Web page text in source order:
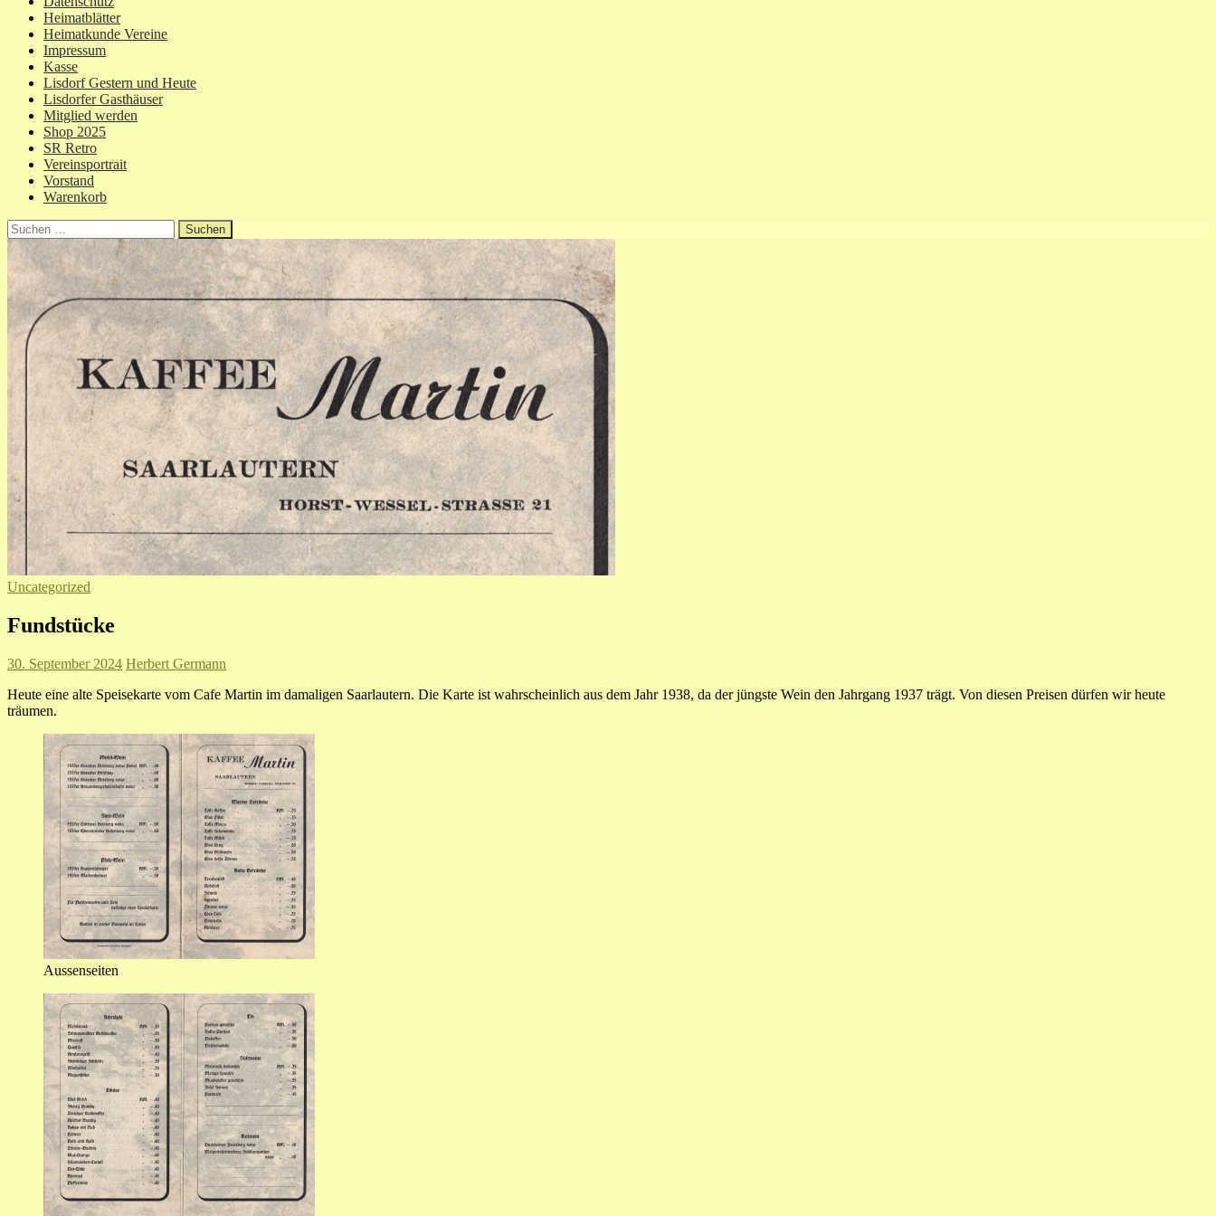
Heimatblätter
Heimatkunde Vereine
Impressum
Kasse
Lisdorf Gestern und Heute
Lisdorfer Gasthäuser
Mitglied werden
Shop 2025
SR Retro
Vereinsportrait
Vorstand
Warenkorb
Suchen
nach:
Uncategorized
Fundstücke
30. September 2024 Herbert Germann
Heute eine alte Speisekarte vom Cafe Martin im damaligen Saarlautern. Die Karte ist wahrscheinlich aus dem Jahr 1938, da der jüngste Wein den Jahrgang 1937 trägt. Von diesen Preisen dürfen wir heute
träumen.
Aussenseiten